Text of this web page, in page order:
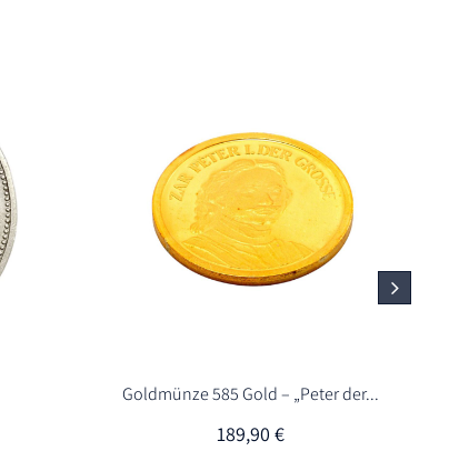
Goldmünze 585 Gold – „Peter der...
189,90€